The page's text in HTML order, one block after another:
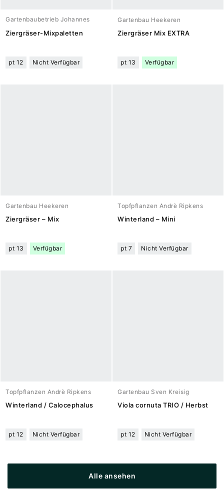
Gartenbaubetrieb Johannes
Meuwesen
Ziergräser-Mixpaletten
pt 12 Nicht Verfügbar
Gartenbau Heekeren
Ziergräser Mix EXTRA
pt 13 Verfügbar
Gartenbau Heekeren
Ziergräser – Mix
pt 13 Verfügbar
Topfpflanzen Andrè Ripkens
Winterland – Mini
pt 7 Nicht Verfügbar
Topfpflanzen Andrè Ripkens
Winterland / Calocephalus
pt 12 Nicht Verfügbar
Gartenbau Sven Kreisig
Viola cornuta TRIO / Herbst
pt 12 Nicht Verfügbar
Alle ansehen